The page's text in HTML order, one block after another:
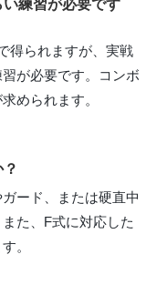
練習が必要です
得られますが、実戦
が必要です。コンボ
められます。
ード、または硬直中
た、F式に対応した
。